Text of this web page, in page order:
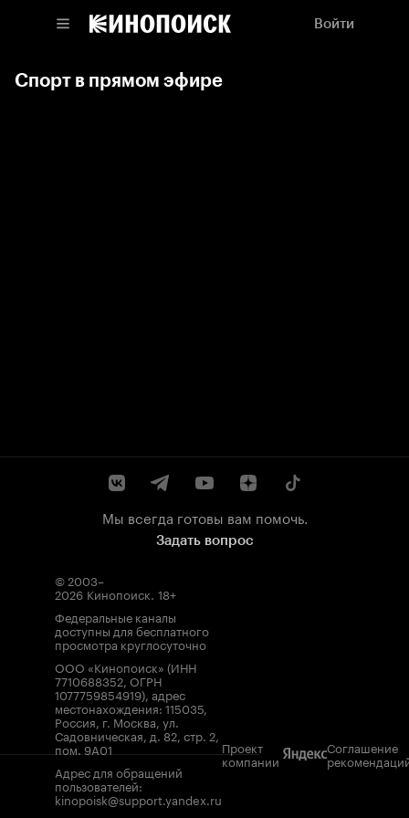
Войти
Спорт в прямом эфире
Мы всегда готовы вам помочь.
Задать вопрос
© 2003–
2026 Кинопоиск. 18+
Федеральные каналы
доступны для бесплатного
просмотра круглосуточно
ООО «Кинопоиск» (ИНН
7710688352, ОГРН
1077759854919), адрес
местонахождения: 115035,
Россия, г. Москва, ул.
Садовническая, д. 82, стр. 2,
пом. 9А01
Адрес для обращений
пользователей:
kinopoisk@support.yandex.ru
Проект
компании
Соглашение